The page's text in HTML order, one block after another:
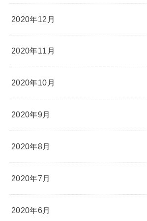
2020年12月
2020年11月
2020年10月
2020年9月
2020年8月
2020年7月
2020年6月